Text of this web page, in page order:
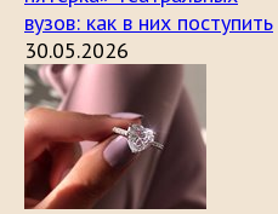
вузов: как в них поступить
30.05.2026